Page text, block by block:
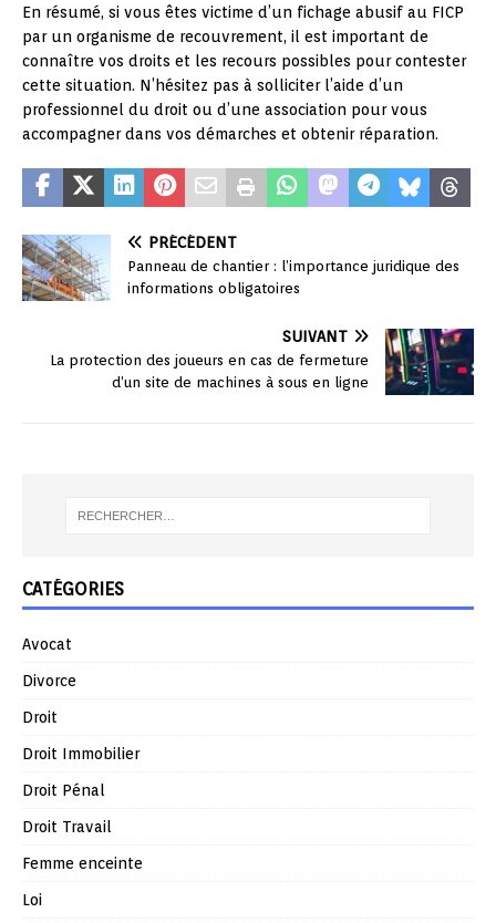
En résumé, si vous êtes victime d’un fichage abusif au FICP
par un organisme de recouvrement, il est important de
connaître vos droits et les recours possibles pour contester
cette situation. N’hésitez pas à solliciter l’aide d’un
professionnel du droit ou d’une association pour vous
accompagner dans vos démarches et obtenir réparation.
PRÉCÉDENT
Panneau de chantier : l’importance juridique des
informations obligatoires
SUIVANT
La protection des joueurs en cas de fermeture
d’un site de machines à sous en ligne
CATÉGORIES
Avocat
Divorce
Droit
Droit Immobilier
Droit Pénal
Droit Travail
Femme enceinte
Loi